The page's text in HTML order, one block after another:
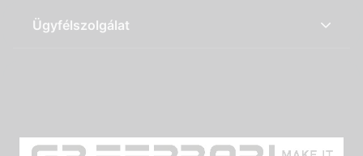
Ügyfélszolgálat